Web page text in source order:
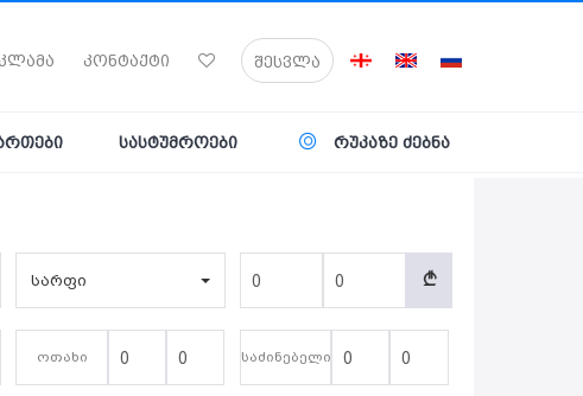
კონტაქტი შესვლა
სასტუმროები რუკაზე ძებნა
სარფი A
ოთახი საძინებელი